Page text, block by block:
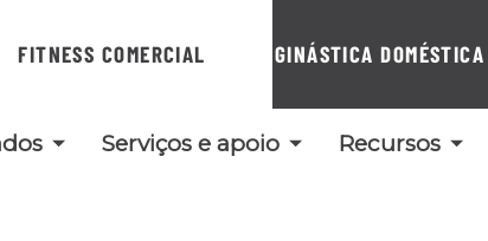
FITNESS COMERCIAL GINÁSTICA DOMÉSTICA
Serviços e apoio Recursos